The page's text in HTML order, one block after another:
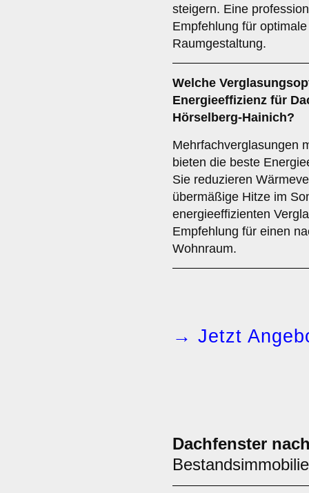
steigern. Eine
Empfehlung für
Raumgestaltung.
Welche
Energieeffizienz für
Hörselberg-Hainich?
Mehrfachverglasungen
bieten die beste
Sie reduzieren
übermäßige Hitze im
energieeffizienten
Empfehlung für einen
Wohnraum.
→ Jetzt
Dachfenster